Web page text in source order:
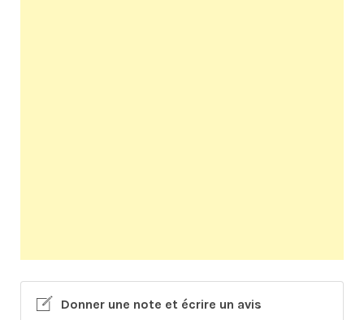
Donner une note et écrire un avis